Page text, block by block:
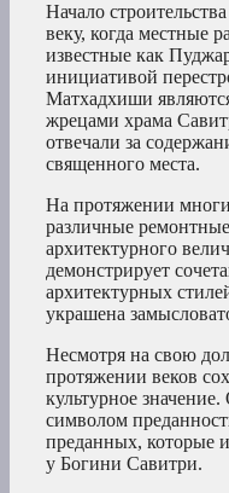
Начало
веку, когда местные
известные как
инициативой
Матхадхиши
жрецами храма
отвечали за
священного места.
На протяжении
различные
архитектурного
демонстрирует
архитектурных
украшена
Несмотря на свою
протяжении веков
культурное
символом
преданных, которые
у Богини Савитри.